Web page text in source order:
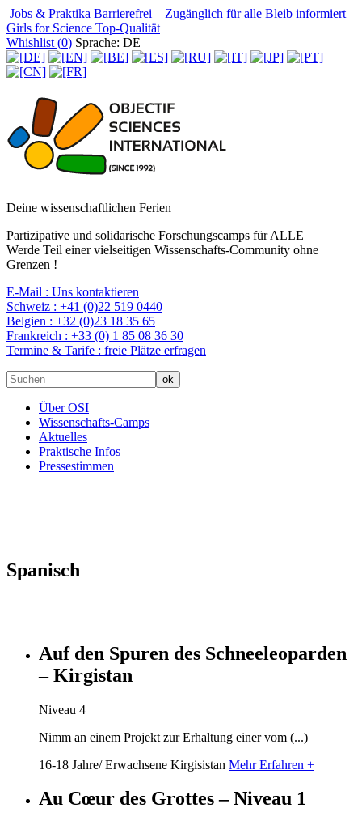
Jobs & Praktika Barrierefrei – Zugänglich für alle Bleib informiert
Girls for Science Top-Qualität
Whishlist (0) Sprache: DE
Deine wissenschaftlichen Ferien
Partizipative und solidarische Forschungscamps für ALLE
Werde Teil einer vielseitigen Wissenschafts-Community ohne
Grenzen !
E-Mail : Uns kontaktieren
Schweiz : +41 (0)22 519 0440
Belgien : +32 (0)23 18 35 65
Frankreich : +33 (0) 1 85 08 36 30
Termine & Tarife : freie Plätze erfragen
Über OSI
Wissenschafts-Camps
Aktuelles
Praktische Infos
Pressestimmen
Spanisch
Auf den Spuren des Schneeleoparden
– Kirgistan
Niveau 4
Nimm an einem Projekt zur Erhaltung einer vom (...)
16-18 Jahre/ Erwachsene Kirgisistan Mehr Erfahren +
Au Cœur des Grottes – Niveau 1